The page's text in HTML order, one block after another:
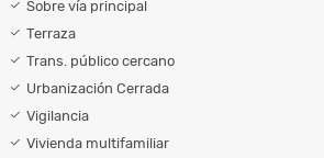
Sobre vía principal
Terraza
Trans. público cercano
Urbanización Cerrada
Vigilancia
Vivienda multifamiliar